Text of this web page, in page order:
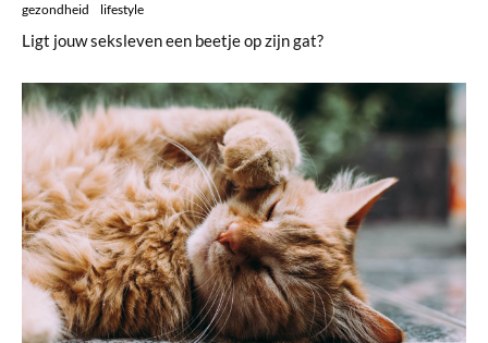
gezondheid lifestyle
Ligt jouw seksleven een beetje op zijn gat?